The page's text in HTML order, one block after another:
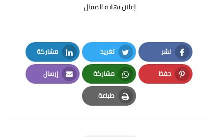
إعلان نهاية المقال
نشر
Facebook
تغريد
Twitter
مشاركة
LinkedIn
حفظ
Pinterest
مشاركة
Whatsapp
إرسال
Email
طباعة
Print